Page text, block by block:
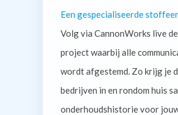
Een gespecialiseerde
Volg via CannonWorks live
project waarbij alle
wordt afgestemd. Zo krijg je
bedrijven in en rondom huis
onderhoudshistorie voor